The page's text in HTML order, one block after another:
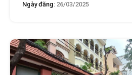
Ngày đăng: 26/03/2025